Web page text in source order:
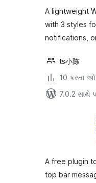
A lightweight
with 3 styles
notifications,
ts小陈
10 કરતા
7.0.2 સાથે
A free plugin
top bar